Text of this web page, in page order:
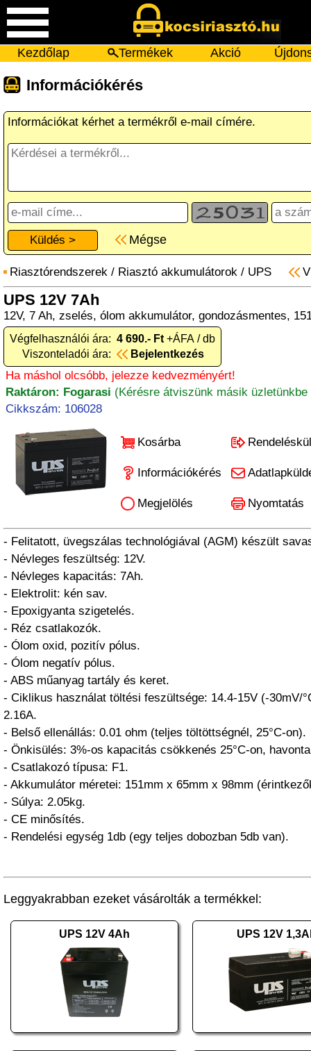
Kezdőlap Termékek Akció
Információkérés
Információkat kérhet a termékről e-mail címére.
Mégse
Riasztórendszerek / Riasztó akkumulátorok / UPS
UPS 12V 7Ah
12V, 7 Ah, zselés, ólom akkumulátor, gondozásmentes,
Végfelhasználói ára: 4 690.- Ft +ÁFA / db
Viszonteladói ára:
Bejelentkezés
Ha máshol olcsóbb, jelezze kedvezményért!
Raktáron: Fogarasi (Kérésre átviszünk másik üzletünkbe
Cikkszám: 106028
Kosárba
Információkérés
Megjelölés Nyomtatás
- Felitatott, üvegszálas technológiával (AGM) készült
- Névleges feszültség: 12V.
- Névleges kapacitás: 7Ah.
- Elektrolit: kén sav.
- Epoxigyanta szigetelés.
- Réz csatlakozók.
- Ólom oxid, pozitív pólus.
- Ólom negatív pólus.
- ABS műanyag tartály és keret.
- Ciklikus használat töltési feszültsége: 14.4-15V (-30mV/
2.16A.
- Belső ellenállás: 0.01 ohm (teljes töltöttségnél, 25°C-on).
- Önkisülés: 3%-os kapacitás csökkenés 25°C-on,
- Csatlakozó típusa: F1.
- Akkumulátor méretei: 151mm x 65mm x 98mm
- Súlya: 2.05kg.
- CE minősítés.
- Rendelési egység 1db (egy teljes dobozban 5db van).
Leggyakrabban ezeket vásárolták a termékkel:
UPS 12V 4Ah UPS 12V